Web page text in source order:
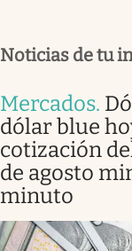
Noticias de tu
Mercados.
dólar blue
cotización
de agosto
minuto